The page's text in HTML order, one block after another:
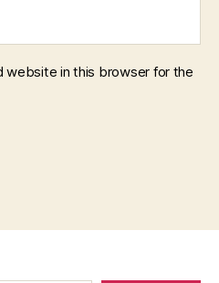
website in this browser for the